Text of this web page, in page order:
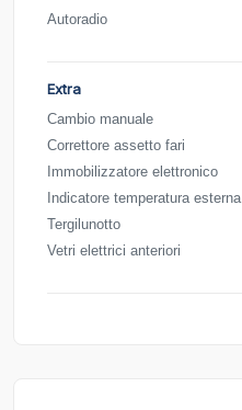
Autoradio
Extra
Cambio manuale
Correttore assetto fari
Immobilizzatore elettronico
Indicatore temperatura esterna
Tergilunotto
Vetri elettrici anteriori